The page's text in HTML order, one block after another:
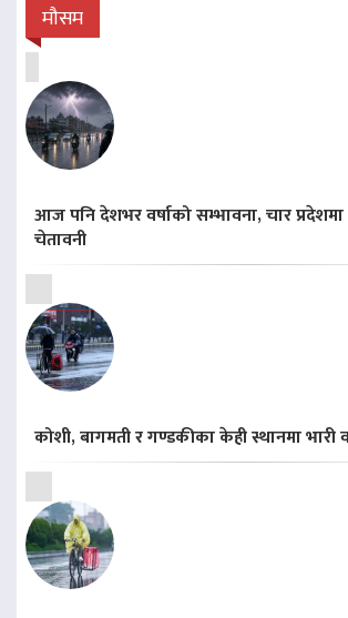
मौसम
आज पनि देशभर वर्षाको सम्भावना, चार प्रदेशमा
चेतावनी
कोशी, बागमती र गण्डकीका केही स्थानमा भारी